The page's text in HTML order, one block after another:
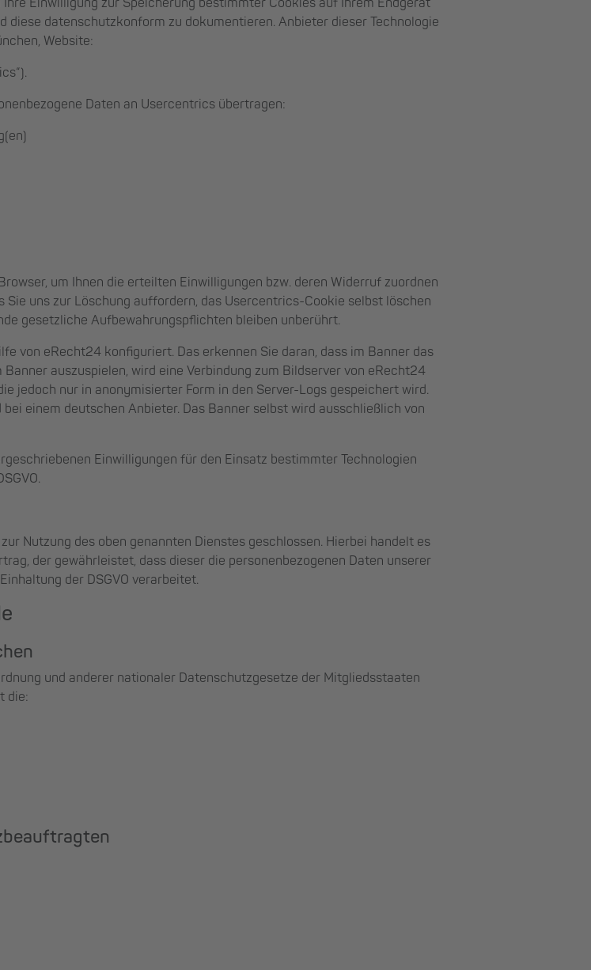
Einwilligung zur Speicherung bestimmter Cookies auf Ihrem Endgerät
diese datenschutzkonform zu dokumentieren. Anbieter dieser Technologie
Website:
Daten an Usercentrics übertragen:
um Ihnen die erteilten Einwilligungen bzw. deren Widerruf zuordnen
uns zur Löschung auffordern, das Usercentrics-Cookie selbst löschen
gesetzliche Aufbewahrungspflichten bleiben unberührt.
von eRecht24 konfiguriert. Das erkennen Sie daran, dass im Banner das
auszuspielen, wird eine Verbindung zum Bildserver von eRecht24
jedoch nur in anonymisierter Form in den Server-Logs gespeichert wird.
einem deutschen Anbieter. Das Banner selbst wird ausschließlich von
Einwilligungen für den Einsatz bestimmter Technologien
Nutzung des oben genannten Dienstes geschlossen. Hierbei handelt es
der gewährleistet, dass dieser die personenbezogenen Daten unserer
der DSGVO verarbeitet.
und anderer nationaler Datenschutzgesetze der Mitgliedsstaaten
die: